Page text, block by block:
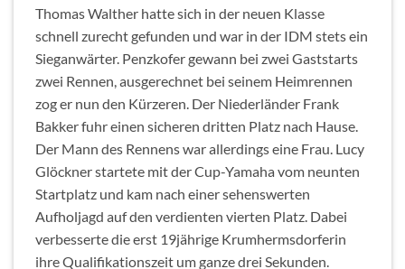
Thomas Walther hatte sich in der neuen Klasse
schnell zurecht gefunden und war in der IDM stets ein
Sieganwärter. Penzkofer gewann bei zwei Gaststarts
zwei Rennen, ausgerechnet bei seinem Heimrennen
zog er nun den Kürzeren. Der Niederländer Frank
Bakker fuhr einen sicheren dritten Platz nach Hause.
Der Mann des Rennens war allerdings eine Frau. Lucy
Glöckner startete mit der Cup-Yamaha vom neunten
Startplatz und kam nach einer sehenswerten
Aufholjagd auf den verdienten vierten Platz. Dabei
verbesserte die erst 19jährige Krumhermsdorferin
ihre Qualifikationszeit um ganze drei Sekunden.